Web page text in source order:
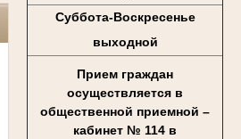
Суббота-Воскресенье
выходной
Прием граждан
осуществляется в
общественной приемной –
кабинет № 114 в